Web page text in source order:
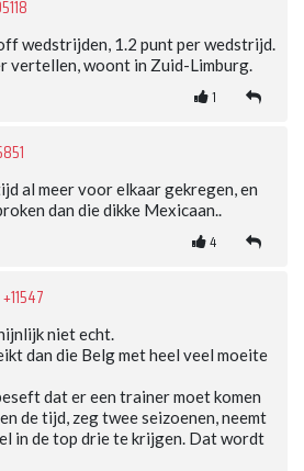
wedstrijden, 1.2 punt per wedstrijd.
vertellen, woont in Zuid-Limburg.
1
al meer voor elkaar gekregen, en
dan die dikke Mexicaan..
4
+11547
niet echt.
dan die Belg met heel veel moeite
dat er een trainer moet komen
de tijd, zeg twee seizoenen, neemt
in de top drie te krijgen. Dat wordt